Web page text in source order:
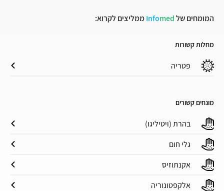
המומחים של Infomed ממליצים לקרוא:
מחלות קשורות
פטריה
מונחים קשורים
בהרת (ויטיליגו)
גלי חום
אקנתוזיס
אלקפטונוריה